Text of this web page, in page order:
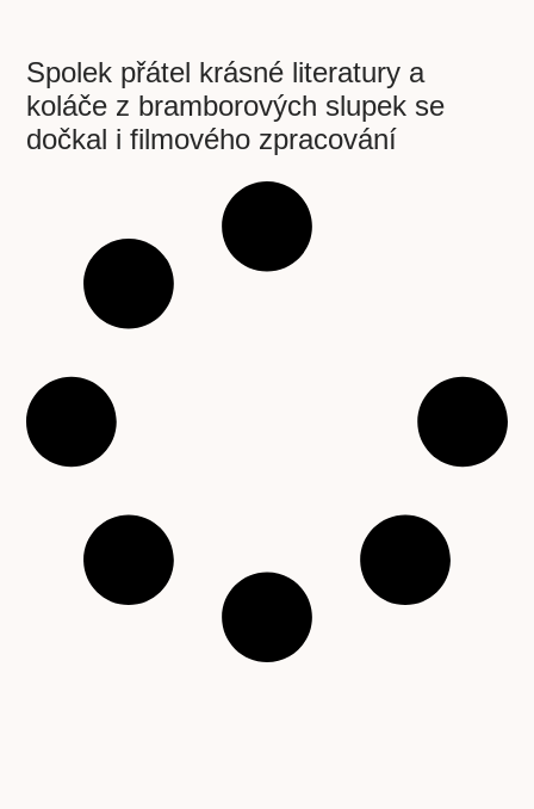
Spolek přátel krásné literatury a
koláče z bramborových slupek se
dočkal i filmového zpracování